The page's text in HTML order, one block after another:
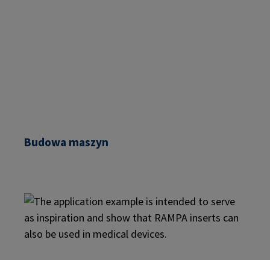
Budowa maszyn